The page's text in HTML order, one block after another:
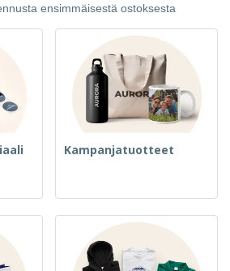
ensimmäisestä ostoksesta
Kampanjatuotteet